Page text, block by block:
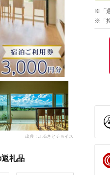
出典：ふるさとチョイス
礼品
※「
※「